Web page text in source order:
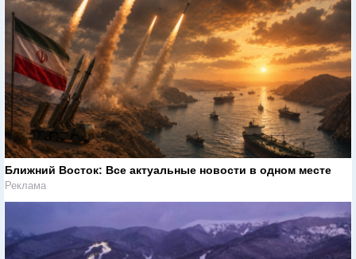
Ближний Восток: Все актуальные новости в одном месте
Реклама